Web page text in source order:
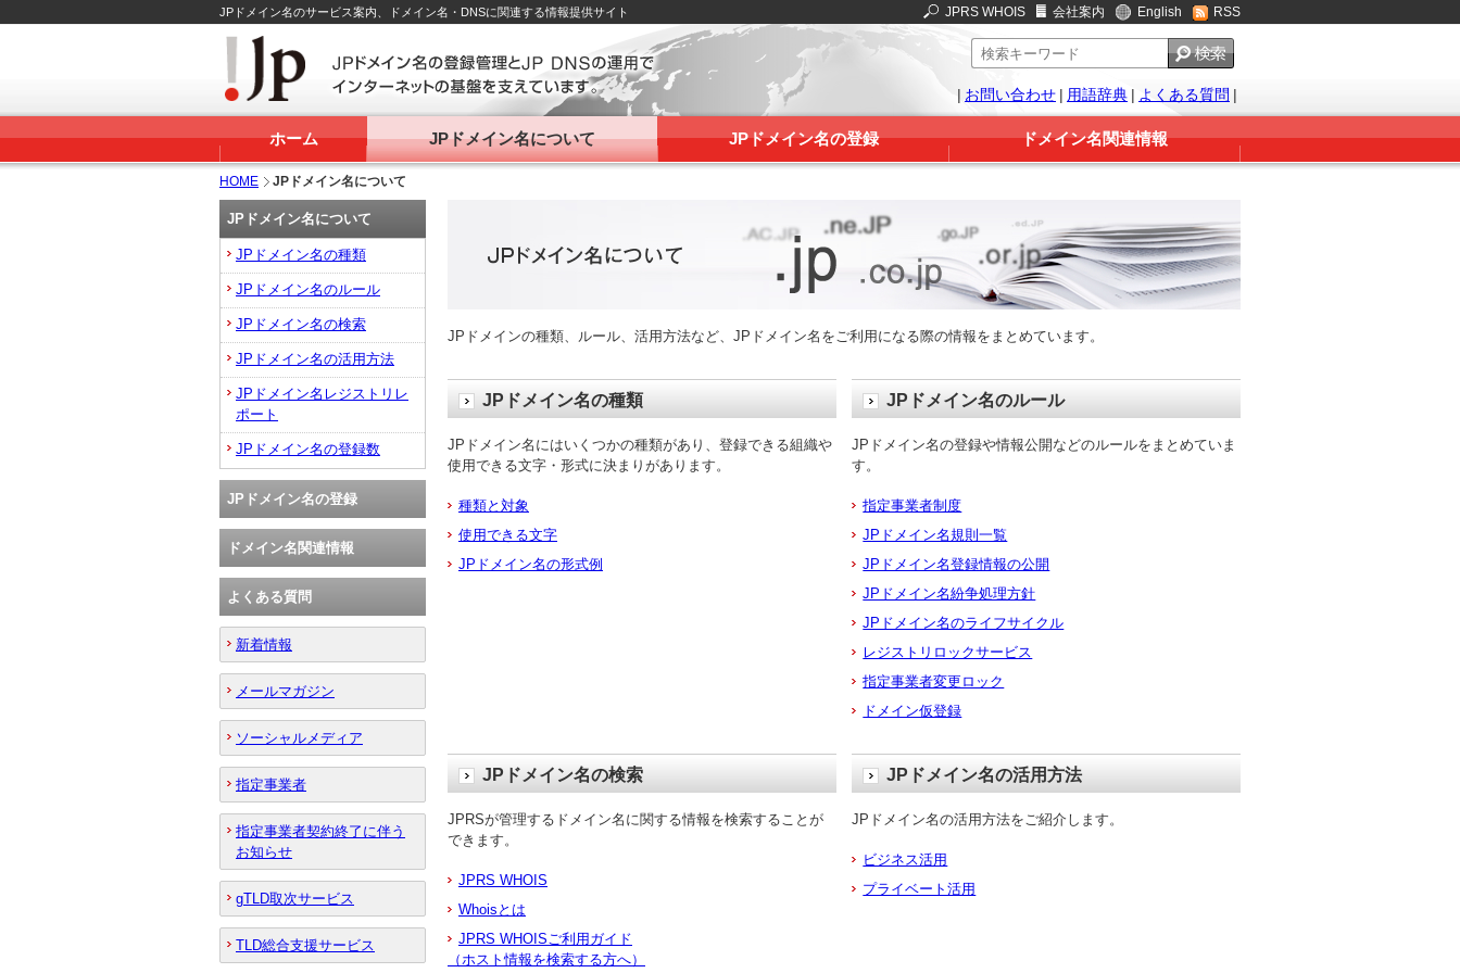
JPドメイン名のサービス案内、ドメイン名・DNSに関連する情報提供サイト JPRS WHOIS 会社案内 English RSS
| お問い合わせ | 用語辞典 | よくある質問 |
ホーム JPドメイン名について JPドメイン名の登録 ドメイン名関連情報
HOME JPドメイン名について
JPドメインの種類、ルール、活用方法など、JPドメイン名をご利用になる際の情報をまとめています。
JPドメイン名の種類
JPドメイン名にはいくつかの種類があり、登録できる組織や
使用できる文字・形式に決まりがあります。
種類と対象
使用できる文字
JPドメイン名の形式例
JPドメイン名のルール
JPドメイン名の登録や情報公開などのルールをまとめていま
す。
指定事業者制度
JPドメイン名規則一覧
JPドメイン名登録情報の公開
JPドメイン名紛争処理方針
JPドメイン名のライフサイクル
レジストリロックサービス
指定事業者変更ロック
ドメイン仮登録
JPドメイン名の検索
JPRSが管理するドメイン名に関する情報を検索することが
できます。
JPRS WHOIS
Whoisとは
JPRS WHOISご利用ガイド
（ホスト情報を検索する方へ）
JPドメイン名の活用方法
JPドメイン名の活用方法をご紹介します。
ビジネス活用
プライベート活用
JPドメイン名について
JPドメイン名の種類
JPドメイン名のルール
JPドメイン名の検索
JPドメイン名の活用方法
JPドメイン名レジストリレ
ポート
JPドメイン名の登録数
JPドメイン名の登録
ドメイン名関連情報
よくある質問
新着情報
メールマガジン
ソーシャルメディア
指定事業者
指定事業者契約終了に伴う
お知らせ
gTLD取次サービス
TLD総合支援サービス